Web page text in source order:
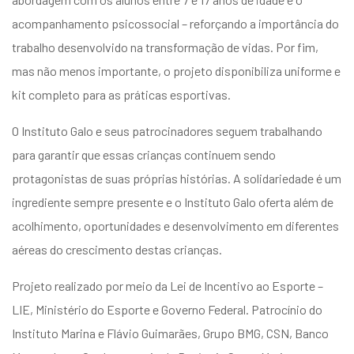
acompanhamento psicossocial – reforçando a importância do
trabalho desenvolvido na transformação de vidas. Por fim,
mas não menos importante, o projeto disponibiliza uniforme e
kit completo para as práticas esportivas.
O Instituto Galo e seus patrocinadores seguem trabalhando
para garantir que essas crianças continuem sendo
protagonistas de suas próprias histórias. A solidariedade é um
ingrediente sempre presente e o Instituto Galo oferta além de
acolhimento, oportunidades e desenvolvimento em diferentes
aéreas do crescimento destas crianças.
Projeto realizado por meio da Lei de Incentivo ao Esporte –
LIE, Ministério do Esporte e Governo Federal. Patrocínio do
Instituto Marina e Flávio Guimarães, Grupo BMG, CSN, Banco